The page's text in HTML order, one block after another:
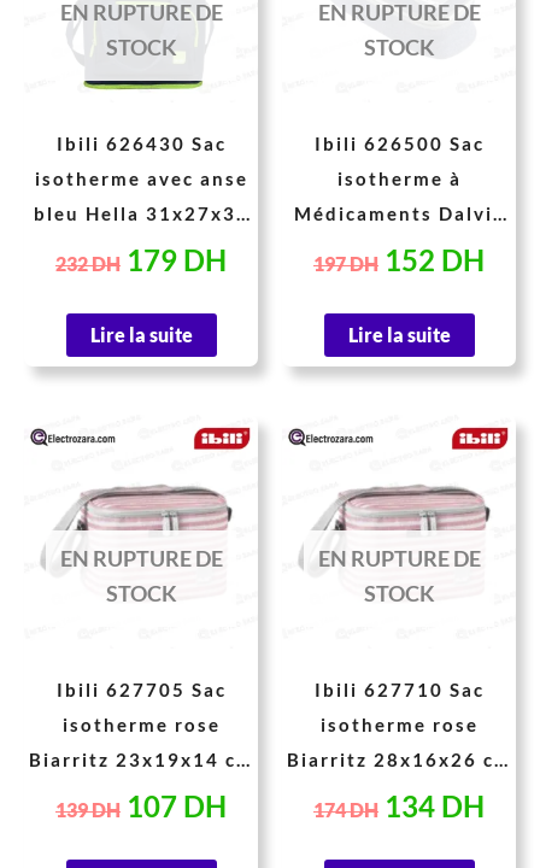
EN RUPTURE DE
STOCK
Ibili 626430 Sac
isotherme avec anse
bleu Hella 31x27x39
cm 30 Litres
232DH
232 DH.
179 DH
Lire la suite
EN RUPTURE DE
STOCK
Ibili 626500 Sac
isotherme à
Médicaments Dalvik
21×10 cm
197DH
197 DH.
152 DH
Lire la suite
EN RUPTURE DE
STOCK
Ibili 627705 Sac
isotherme rose
Biarritz 23x19x14 cm
5 Litre
139DH
initial
était :
139 DH.
107 DH
Le
actuel
107 DH.
EN RUPTURE DE
STOCK
Ibili 627710 Sac
isotherme rose
Biarritz 28x16x26 cm
10 Litre
174DH
initial
était :
174 DH.
134 DH
Le